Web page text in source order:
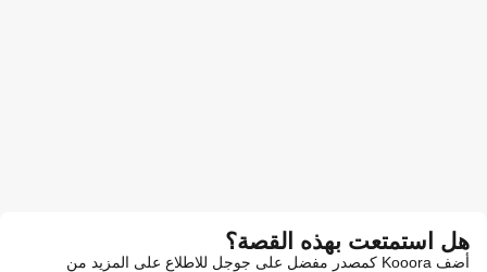
هل استمتعت بهذه القصة؟
أضف Kooora كمصدر مفضل على جوجل للاطلاع على المزيد من